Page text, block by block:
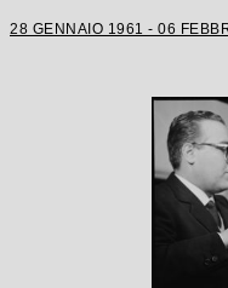
28 GENNAIO 1961 - 06